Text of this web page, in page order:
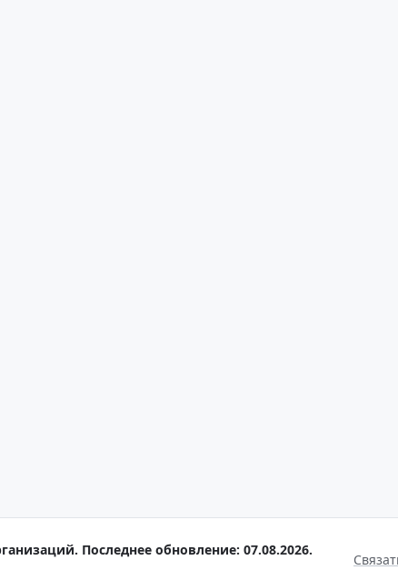
Последнее обновление: 07.08.2026.